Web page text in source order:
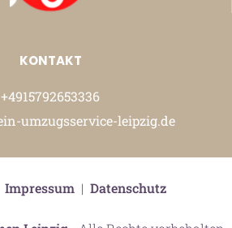
KONTAKT
+4915792653336
umzugsservice-leipzig.de
Impressum| Datenschutz